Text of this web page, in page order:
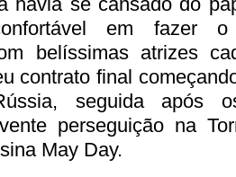
em fazer
belíssimas atrizes
contrato final
seguida após
perseguição na
May Day.